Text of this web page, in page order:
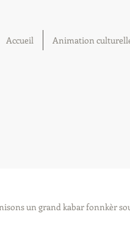
Accueil Animation
un grand kabar fonnkèr